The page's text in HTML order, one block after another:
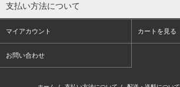
支払い方法について
マイアカウント カートを見る
お問い合わせ